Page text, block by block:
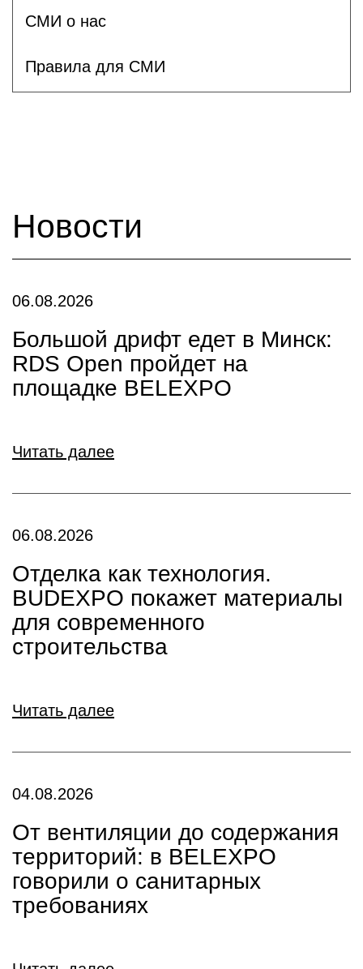
СМИ о нас
Правила для СМИ
Новости
06.08.2026
Большой дрифт едет в Минск:
RDS Open пройдет на
площадке BELEXPO
Читать далее
06.08.2026
Отделка как технология.
BUDEXPO покажет материалы
для современного
строительства
Читать далее
04.08.2026
От вентиляции до содержания
территорий: в BELEXPO
говорили о санитарных
требованиях